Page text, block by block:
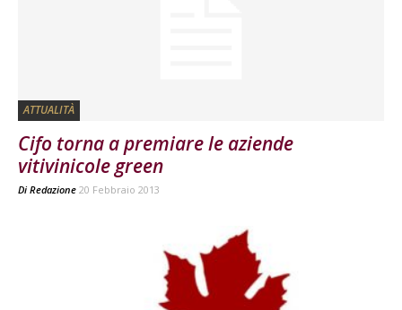
ATTUALITÀ
Cifo torna a premiare le aziende
vitivinicole green
Di Redazione 20 Febbraio 2013